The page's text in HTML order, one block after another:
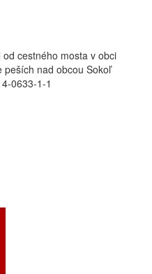
cestného mosta v obci
peších nad obcou Sokoľ
0633-1-1